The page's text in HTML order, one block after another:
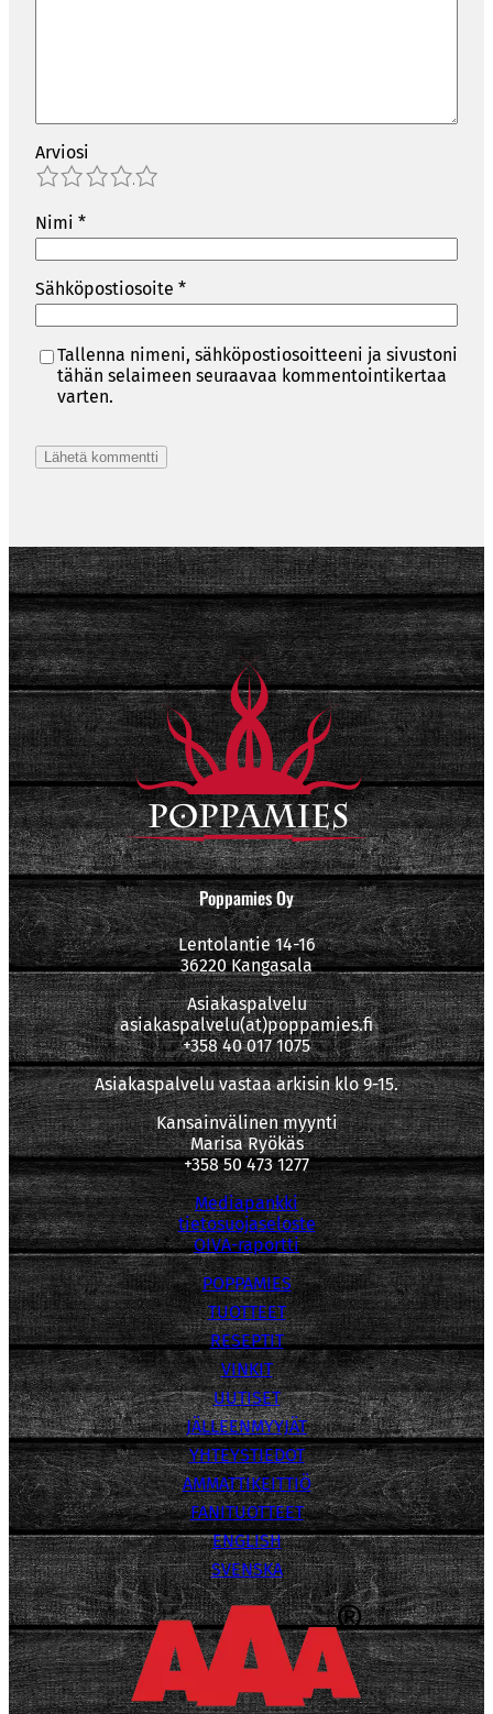
Arviosi
4
3
2
1
Nimi *
Sähköpostiosoite *
Tallenna nimeni, sähköpostiosoitteeni ja sivustoni
tähän selaimeen seuraavaa kommentointikertaa
varten.
Poppamies Oy
Lentolantie 14-16
36220 Kangasala
Asiakaspalvelu
asiakaspalvelu(at)poppamies.fi
+358 40 017 1075
Asiakaspalvelu vastaa arkisin klo 9-15.
Kansainvälinen myynti
Marisa Ryökäs
+358 50 473 1277
Mediapankki
tietosuojaseloste
OIVA-raportti
POPPAMIES
TUOTTEET
RESEPTIT
VINKIT
UUTISET
JÄLLEENMYYJÄT
YHTEYSTIEDOT
AMMATTIKEITTIÖ
FANITUOTTEET
ENGLISH
SVENSKA